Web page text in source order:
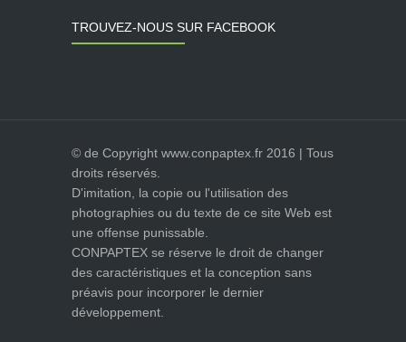
TROUVEZ-NOUS SUR FACEBOOK
© de Copyright www.conpaptex.fr 2016 | Tous
droits réservés.
D'imitation, la copie ou l'utilisation des
photographies ou du texte de ce site Web est
une offense punissable.
CONPAPTEX se réserve le droit de changer
des caractéristiques et la conception sans
préavis pour incorporer le dernier
développement.